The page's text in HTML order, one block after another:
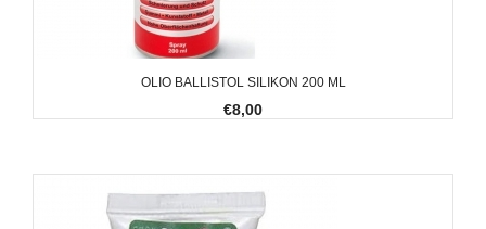
OLIO BALLISTOL SILIKON 200 ML
€8,00